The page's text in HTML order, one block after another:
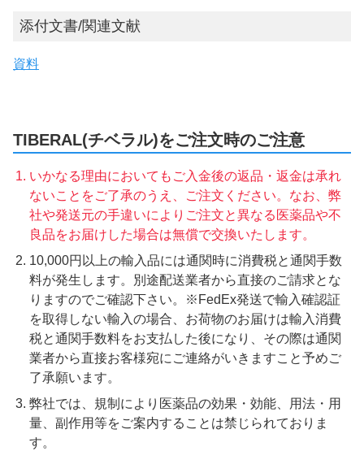
添付文書/関連文献
資料
TIBERAL(チベラル)をご注文時のご注意
いかなる理由においてもご入金後の返品・返金は承れ
ないことをご了承のうえ、ご注文ください。なお、弊
社や発送元の手違いによりご注文と異なる医薬品や不
良品をお届けした場合は無償で交換いたします。
10,000円以上の輸入品には通関時に消費税と通関手数
料が発生します。別途配送業者から直接のご請求とな
りますのでご確認下さい。※FedEx発送で輸入確認証
を取得しない輸入の場合、お荷物のお届けは輸入消費
税と通関手数料をお支払した後になり、その際は通関
業者から直接お客様宛にご連絡がいきますこと予めご
了承願います。
弊社では、規制により医薬品の効果・効能、用法・用
量、副作用等をご案内することは禁じられておりま
す。